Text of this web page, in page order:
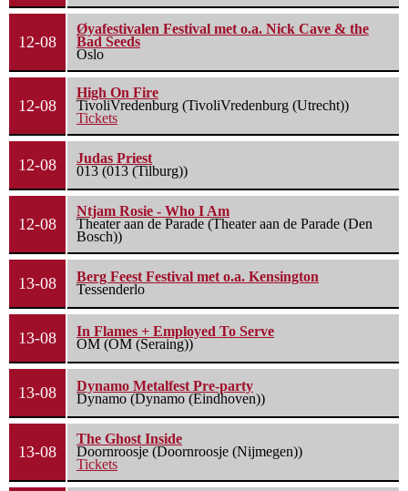
12-08
Øyafestivalen Festival met o.a. Nick Cave & the
Bad Seeds
Oslo
12-08
High On Fire
TivoliVredenburg (TivoliVredenburg (Utrecht))
Tickets
12-08
Judas Priest
013 (013 (Tilburg))
12-08
Ntjam Rosie - Who I Am
Theater aan de Parade (Theater aan de Parade (Den
Bosch))
13-08
Berg Feest Festival met o.a. Kensington
Tessenderlo
13-08
In Flames + Employed To Serve
OM (OM (Seraing))
13-08
Dynamo Metalfest Pre-party
Dynamo (Dynamo (Eindhoven))
13-08
The Ghost Inside
Doornroosje (Doornroosje (Nijmegen))
Tickets